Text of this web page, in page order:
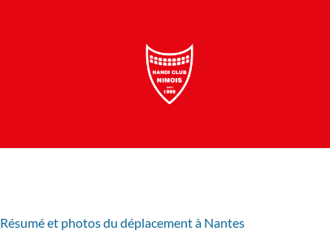
Résumé et photos du déplacement à Nantes